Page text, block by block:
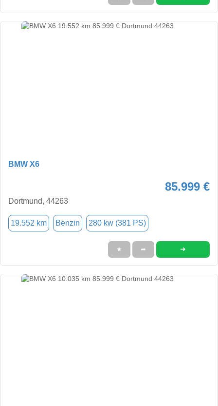
BMW X6
85.999 €
Dortmund, 44263
19.552 km Benzin 280 kw (381 PS)
★ ➦ ➜